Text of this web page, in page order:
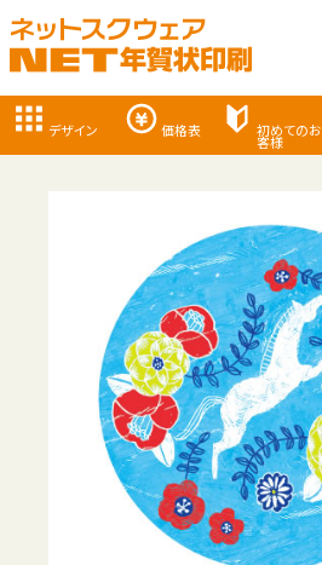
デザイン 価格表 初めてのお
客様